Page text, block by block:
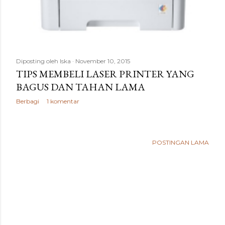
Diposting oleh Iska November 10, 2015
TIPS MEMBELI LASER PRINTER YANG
BAGUS DAN TAHAN LAMA
Berbagi 1 komentar
POSTINGAN LAMA